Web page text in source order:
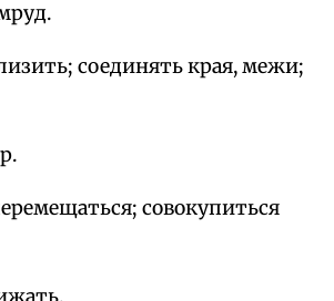
соединять края, межи;
совокупиться